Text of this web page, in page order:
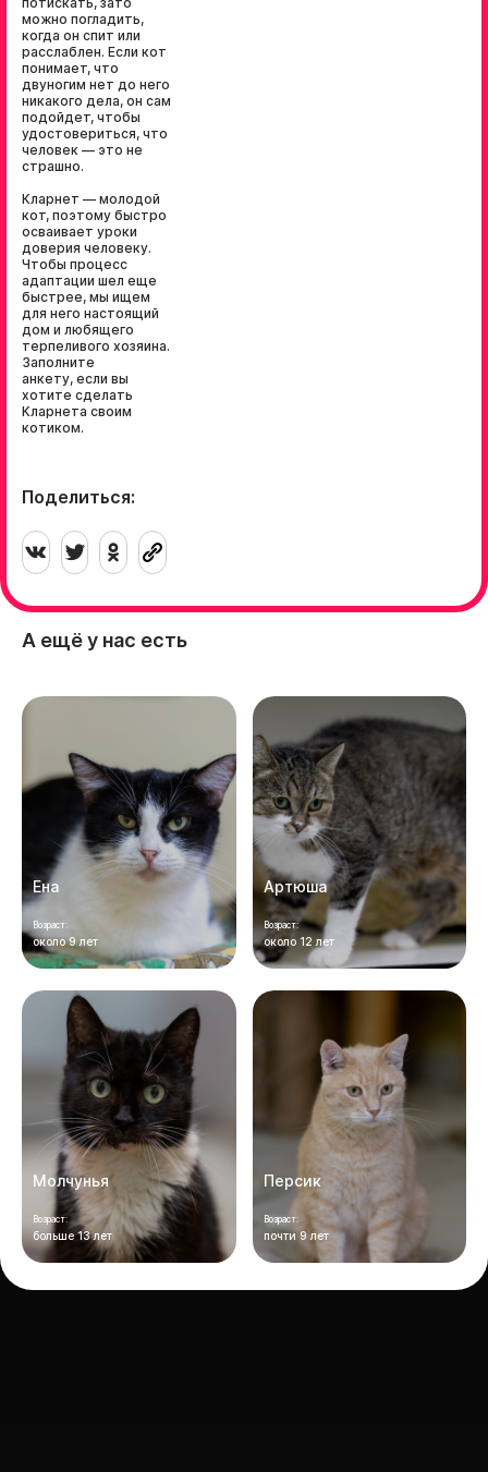
можно погладить,
когда он спит или
расслаблен. Если кот
понимает, что
двуногим нет до него
никакого дела, он сам
подойдет, чтобы
удостовериться, что
человек — это не
страшно.
Кларнет — молодой
кот, поэтому быстро
осваивает уроки
доверия человеку.
Чтобы процесс
адаптации шел еще
быстрее, мы ищем
для него настоящий
дом и любящего
терпеливого хозяина.
Заполните
анкету, если вы
хотите сделать
Кларнета своим
котиком.
Поделиться:
А ещё у нас есть
Ена
Возраст:
около 9 лет
Артюша
Возраст:
около 12 лет
Молчунья
Возраст:
больше 13 лет
Персик
Возраст:
почти 9 лет